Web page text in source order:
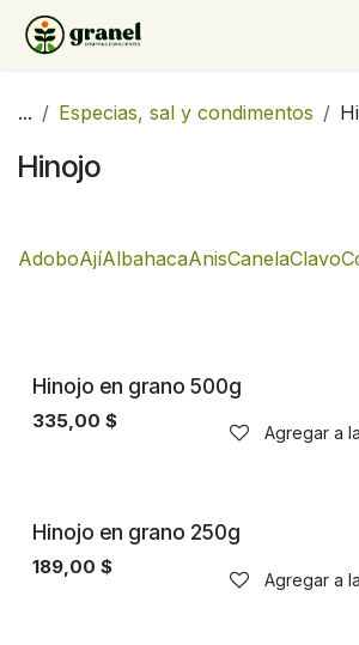
Ir al contenido
... Especias, sal y condimentos
Hinojo
AdoboAjíAlbahacaAnisCanelaClavo
Hinojo en grano 500g
335,00 $
Agregar a
Hinojo en grano 250g
189,00 $
Agregar a